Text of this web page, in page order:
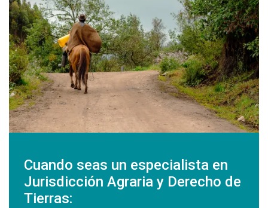
Cuando seas un especialista en
Jurisdicción Agraria y Derecho de
Tierras: